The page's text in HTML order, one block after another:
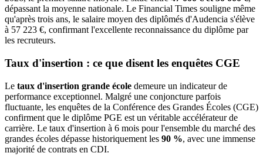
dépassant la moyenne nationale. Le Financial Times souligne même
qu'après trois ans, le salaire moyen des diplômés d'Audencia s'élève
à 57 223 €, confirmant l'excellente reconnaissance du diplôme par
les recruteurs.
Taux d'insertion : ce que disent les enquêtes CGE
Le taux d'insertion grande école demeure un indicateur de
performance exceptionnel. Malgré une conjoncture parfois
fluctuante, les enquêtes de la Conférence des Grandes Écoles (CGE)
confirment que le diplôme PGE est un véritable accélérateur de
carrière. Le taux d'insertion à 6 mois pour l'ensemble du marché des
grandes écoles dépasse historiquement les 90 %, avec une immense
majorité de contrats en CDI.